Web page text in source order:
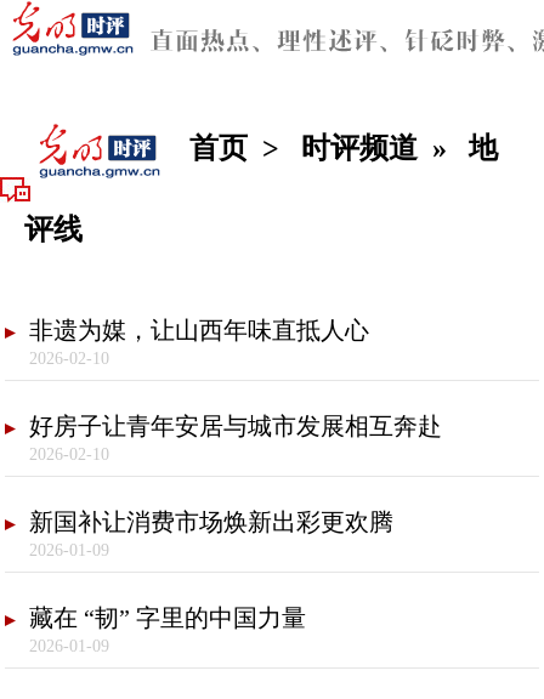
首页 > 时评频道 » 地
评线
非遗为媒，让山西年味直抵人心
2026-02-10
好房子让青年安居与城市发展相互奔赴
2026-02-10
新国补让消费市场焕新出彩更欢腾
2026-01-09
藏在 “韧” 字里的中国力量
2026-01-09